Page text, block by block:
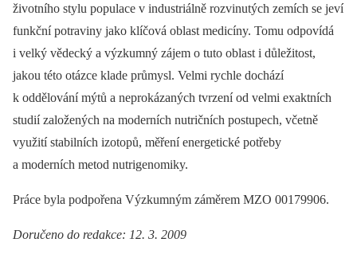
životního stylu populace v industriálně rozvinutých zemích se jeví
funkční potraviny jako klíčová oblast medicíny. Tomu odpovídá
i velký vědecký a výzkumný zájem o tuto oblast i důležitost,
jakou této otázce klade průmysl. Velmi rychle dochází
k oddělování mýtů a neprokázaných tvrzení od velmi exaktních
studií založených na moderních nutričních postupech, včetně
využití stabilních izotopů, měření energetické potřeby
a moderních metod nutrigenomiky.
Práce byla podpořena Výzkumným záměrem MZO 00179906.
Doručeno do redakce: 12. 3. 2009